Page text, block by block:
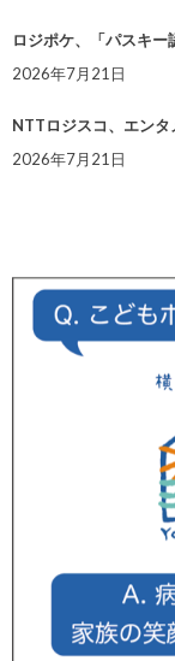
ロジポケ、「パスキー
2026年7月21日
NTTロジスコ、エン
2026年7月21日